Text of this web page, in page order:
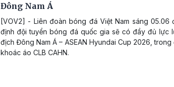
Đông Nam Á
[VOV2] - Liên đoàn bóng đá Việt Nam sáng 05.06
định đội tuyển bóng đá quốc gia sẽ có đầy đủ lực
địch Đông Nam Á – ASEAN Hyundai Cup 2026,
khoác áo CLB CAHN.